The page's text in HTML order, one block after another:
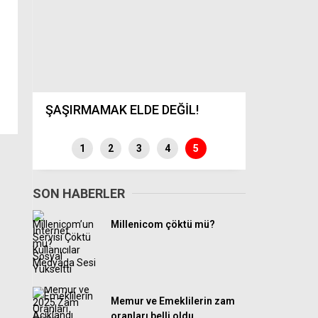
ŞAŞIRMAMAK ELDE DEĞİL!
1 2 3 4 5
SON HABERLER
Millenicom çöktü mü?
Memur ve Emeklilerin zam